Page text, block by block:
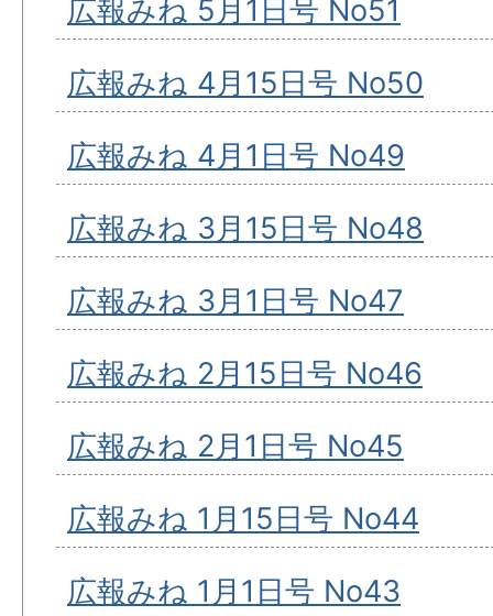
広報みね 5月1日号 No51
広報みね 4月15日号 No50
広報みね 4月1日号 No49
広報みね 3月15日号 No48
広報みね 3月1日号 No47
広報みね 2月15日号 No46
広報みね 2月1日号 No45
広報みね 1月15日号 No44
広報みね 1月1日号 No43